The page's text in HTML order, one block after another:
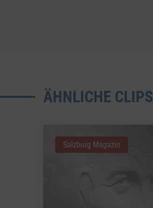
ÄHNLICHE CLIPS
Salzburg Magazin